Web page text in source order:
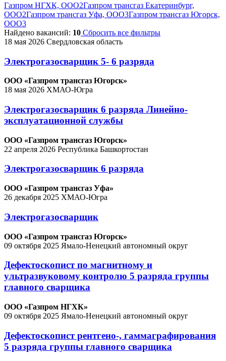
Газпром НГХК, ООО2Газпром трансгаз Екатеринбург,
ООО2Газпром трансгаз Уфа, ООО3Газпром трансгаз Югорск,
ООО3
Найдено вакансий: 10 Сбросить все фильтры
18 мая 2026 Свердловская область
Электрогазосварщик 5- 6 разряда
ООО «Газпром трансгаз Югорск»
18 мая 2026 ХМАО-Югра
Электрогазосварщик 6 разряда Линейно-
эксплуатационной службы
ООО «Газпром трансгаз Югорск»
22 апреля 2026 Республика Башкортостан
Электрогазосварщик 6 разряда
ООО «Газпром трансгаз Уфа»
26 декабря 2025 ХМАО-Югра
Электрогазосварщик
ООО «Газпром трансгаз Югорск»
09 октября 2025 Ямало-Ненецкий автономный округ
Дефектоскопист по магнитному и
ультразвуковому контролю 5 разряда группы
главного сварщика
ООО «Газпром НГХК»
09 октября 2025 Ямало-Ненецкий автономный округ
Дефектоскопист рентгено-, гаммаграфирования
5 разряда группы главного сварщика